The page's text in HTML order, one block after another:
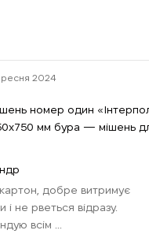
2024
номер один
мм бура — мішень
добре витримує
і не рветься відразу.
всім ...